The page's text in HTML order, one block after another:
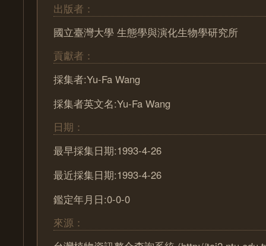
出版者：
國立臺灣大學 生態學與演化生物學研究所
貢獻者：
採集者:Yu-Fa Wang
採集者英文名:Yu-Fa Wang
日期：
最早採集日期:1993-4-26
最近採集日期:1993-4-26
鑑定年月日:0-0-0
來源：